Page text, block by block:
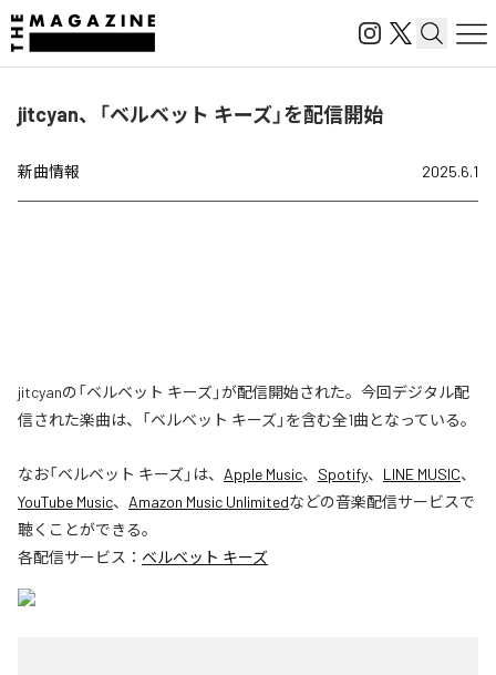
jitcyan、「ベルベット キーズ」を配信開始
新曲情報 2025.6.1
jitcyanの「ベルベット キーズ」が配信開始された。今回デジタル配
信された楽曲は、「ベルベット キーズ」を含む全1曲となっている。
なお「ベルベット キーズ」は、 Apple Music、 Spotify、 LINE MUSIC、
YouTube Music、 Amazon Music Unlimitedなどの音楽配信サービスで
聴くことができる。
各配信サービス： ベルベット キーズ